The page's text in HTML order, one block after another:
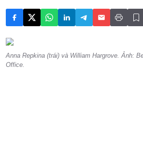
Anna Repkina (trái) và William Hargrove. Ảnh:
Office.